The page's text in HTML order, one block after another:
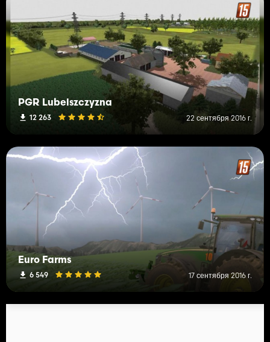
PGR Lubelszczyzna
12 263 22 сентября 2016 г.
Euro Farms
6 549 17 сентября 2016 г.